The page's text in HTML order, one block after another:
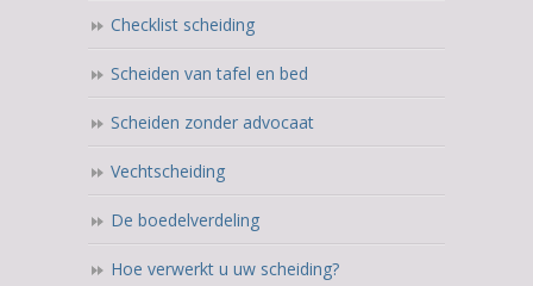
Checklist scheiding
Scheiden van tafel en bed
Scheiden zonder advocaat
Vechtscheiding
De boedelverdeling
Hoe verwerkt u uw scheiding?